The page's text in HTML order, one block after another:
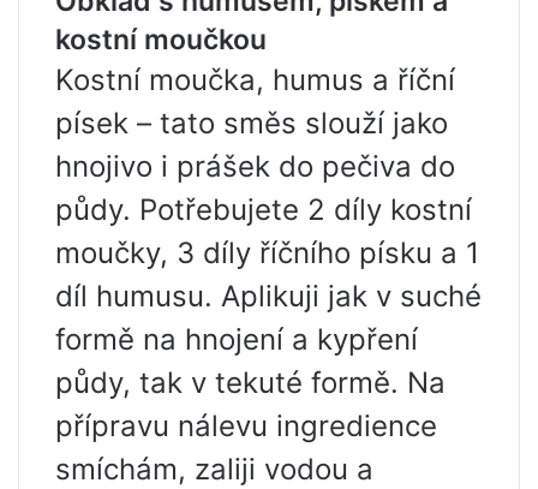
kostní moučkou
Kostní moučka, humus a říční
písek – tato směs slouží jako
hnojivo i prášek do pečiva do
půdy. Potřebujete 2 díly kostní
moučky, 3 díly říčního písku a 1
díl humusu. Aplikuji jak v suché
formě na hnojení a kypření
půdy, tak v tekuté formě. Na
přípravu nálevu ingredience
smíchám, zaliji vodou a